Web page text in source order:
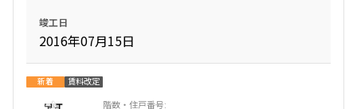
竣工日
2016年07月15日
新着 賃料改定